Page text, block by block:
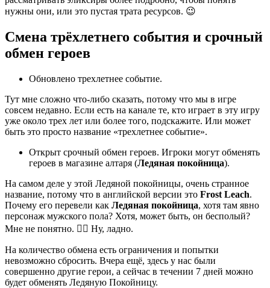
нужны они, или это пустая трата ресурсов. 😉
Смена трёхлетнего события и срочный
обмен героев
Обновлено трехлетнее событие.
Тут мне сложно что-либо сказать, потому что мы в игре
совсем недавно. Если есть на канале те, кто играет в эту игру
уже около трех лет или более того, подскажите. Или может
быть это просто название «трехлетнее событие».
Открыт срочный обмен героев. Игроки могут обменять
героев в магазине алтаря (Ледяная покойница).
На самом деле у этой Ледяной покойницы, очень странное
название, потому что в английской версии это Frost Leach.
Почему его перевели как Ледяная покойница, хотя там явно
персонаж мужского пола? Хотя, может быть, он бесполый?
Мне не понятно. 🤷‍♂️ Ну, ладно.
На количество обмена есть ограничения и попытки
невозможно сбросить. Вчера ещё, здесь у нас были
совершенно другие герои, а сейчас в течении 7 дней можно
будет обменять Ледяную Покойницу.